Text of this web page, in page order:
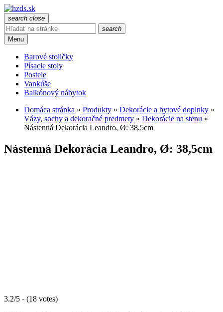
search close
search
Menu
Barové stoličky
Písacie stoly
Postele
Vankúše
Balkónový nábytok
Domáca stránka » Produkty » Dekorácie a bytové doplnky »
Vázy, sochy a dekoračné predmety » Dekorácie na stenu »
Nástenná Dekorácia Leandro, Ø: 38,5cm
Nástenná Dekorácia Leandro, Ø: 38,5cm
3.2/5 - (18 votes)